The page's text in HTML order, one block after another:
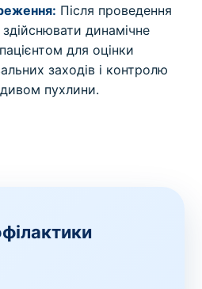
Після проведення
динамічне
для оцінки
заходів і контролю
пухлини.